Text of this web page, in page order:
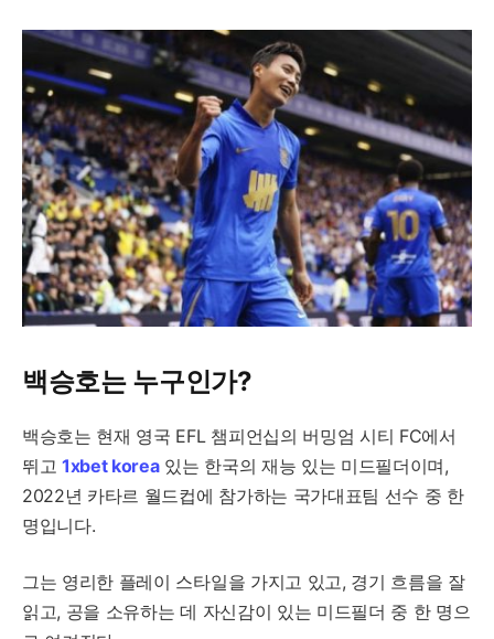
백승호는 누구인가?
백승호는 현재 영국 EFL 챔피언십의 버밍엄 시티 FC에서
뛰고1xbet korea있는 한국의 재능 있는 미드필더이며,
2022년 카타르 월드컵에 참가하는 국가대표팀 선수 중 한
명입니다.
그는 영리한 플레이 스타일을 가지고 있고, 경기 흐름을 잘
읽고, 공을 소유하는 데 자신감이 있는 미드필더 중 한 명으